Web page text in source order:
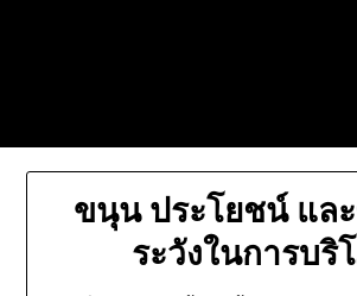
ขนุน ประโยชน์ แล
ระวังในการบริ